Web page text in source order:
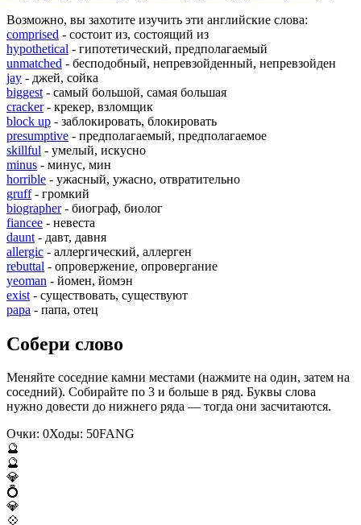
Возможно, вы захотите изучить эти английские слова:
comprised - состоит из, состоящий из
hypothetical - гипотетический, предполагаемый
unmatched - бесподобный, непревзойденный, непревзойден
jay - джей, сойка
biggest - самый большой, самая большая
cracker- крекер, взломщик
block up - заблокировать, блокировать
presumptive - предполагаемый, предполагаемое
skillful - умелый, искусно
minus - минус, мин
horrible - ужасный, ужасно, отвратительно
gruff- громкий
biographer- биограф, биолог
fiancee - невеста
daunt - давт, давня
allergic - аллергический, аллерген
rebuttal - опровержение, опровергание
yeoman - йомен, йомэн
exist - существовать, существуют
papa - папа, отец
Собери слово
Меняйте соседние камни местами (нажмите на один, затем на
соседний). Собирайте по 3 и больше в ряд. Буквы слова
нужно довести до нижнего ряда — тогда они засчитаются.
Очки: 0Ходы: 50FANG
🔮
🔮
💎
💍
💎
💠